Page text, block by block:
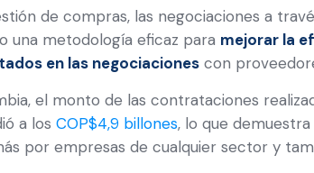
de compras, las negociaciones a
una metodología eficaz para mejorar la
en las negociaciones con
el monto de las contrataciones
a los COP$4,9 billones, lo que
por empresas de cualquier sector y